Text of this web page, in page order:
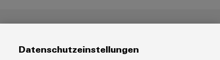
e
una
Industrial
Datenschutzeinstellungen